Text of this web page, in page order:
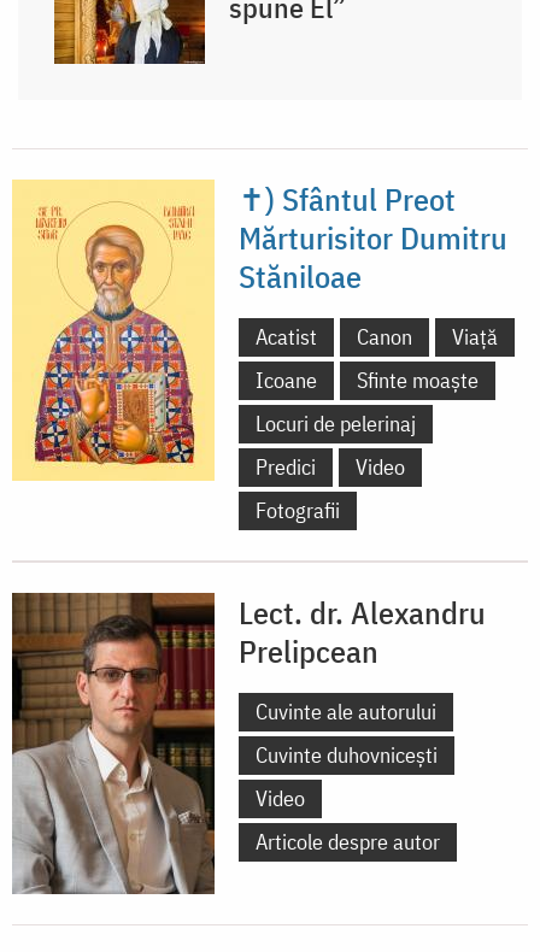
✝) Sfântul Preot
Mărturisitor Dumitru
Stăniloae
Acatist Canon
Viață
Icoane
Sfinte moaște
Locuri de pelerinaj
Predici
Video
Fotografii
Lect. dr. Alexandru
Prelipcean
Cuvinte ale autorului
Cuvinte duhovnicești
Video
Articole despre autor